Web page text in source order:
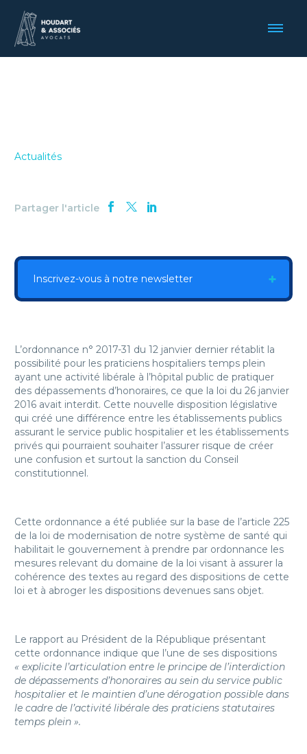
Actualités
Partager l'article
Inscrivez-vous à notre newsletter
L’ordonnance n° 2017-31 du 12 janvier dernier rétablit la
possibilité pour les praticiens hospitaliers temps plein
ayant une activité libérale à l’hôpital public de pratiquer
des dépassements d’honoraires, ce que la loi du 26 janvier
2016 avait interdit. Cette nouvelle disposition législative
qui créé une différence entre les établissements publics
assurant le service public hospitalier et les établissements
privés qui pourraient souhaiter l’assurer risque de créer
une confusion et surtout la sanction du Conseil
constitutionnel.
Cette ordonnance a été publiée sur la base de l’article 225
de la loi de modernisation de notre système de santé qui
habilitait le gouvernement à prendre par ordonnance les
mesures relevant du domaine de la loi visant à assurer la
cohérence des textes au regard des dispositions de cette
loi et à abroger les dispositions devenues sans objet.
Le rapport au Président de la République présentant
cette ordonnance indique que l’une de ses dispositions
« explicite l’articulation entre le principe de l’interdiction
de dépassements d’honoraires au sein du service public
hospitalier et le maintien d’une dérogation possible dans
le cadre de l’activité libérale des praticiens statutaires
temps plein ».